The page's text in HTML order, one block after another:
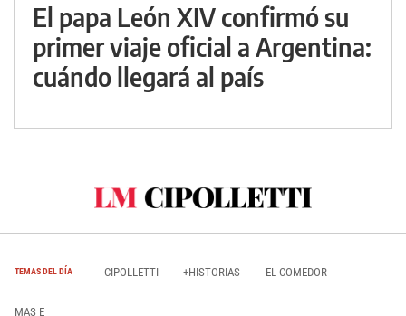
El papa León XIV confirmó su
primer viaje oficial a Argentina:
cuándo llegará al país
TEMAS DEL DÍA CIPOLLETTI +HISTORIAS EL COMEDOR
MAS E